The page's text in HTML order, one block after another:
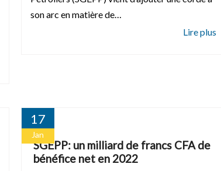
son arc en matière de…
17
Jan
SGEPP: un milliard de francs CFA de
bénéfice net en 2022